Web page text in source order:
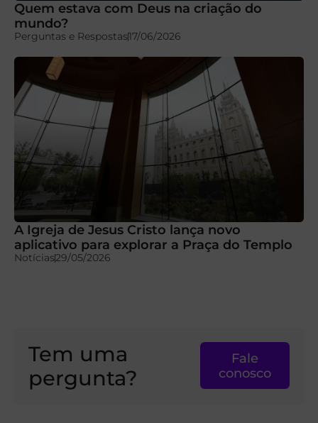
Quem estava com Deus na criação do
mundo?
Perguntas e Respostas17/06/2026
A Igreja de Jesus Cristo lança novo
aplicativo para explorar a Praça do Templo
Notícias29/05/2026
Tem uma
pergunta?
Fale
conosco